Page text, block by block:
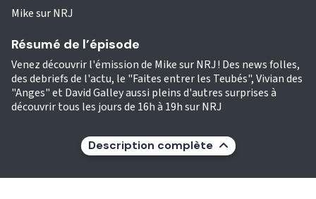
Mike sur NRJ
Résumé de l’épisode
Venez découvrir l'émission de Mike sur NRJ ! Des news folles,
des debriefs de l'actu, le "Faites entrer les Teubés", Vivian des
"Anges" et David Galley aussi pleins d'autres surprises à
découvrir tous les jours de 16h à 19h sur NRJ
Description complète